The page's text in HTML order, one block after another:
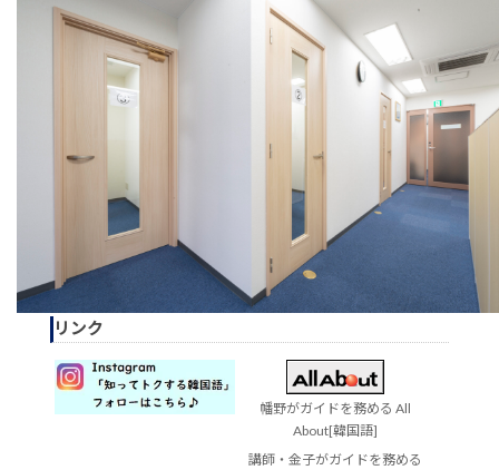
リンク
幡野がガイドを務める All
About[韓国語]
講師・金子がガイドを務める